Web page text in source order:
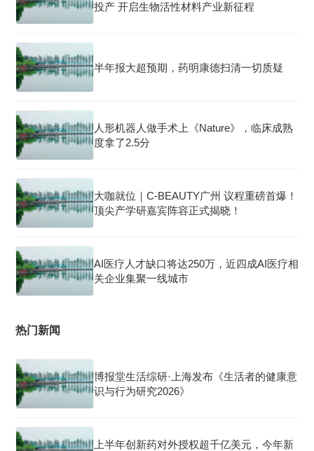
投产 开启生物活性材料产业新征程
半年报大超预期，药明康德扫清一切质疑
人形机器人做手术上《Nature》，临床成熟
度拿了2.5分
大咖就位｜C-BEAUTY广州 议程重磅首爆！
顶尖产学研嘉宾阵容正式揭晓！
AI医疗人才缺口将达250万，近四成AI医疗相
关企业集聚一线城市
热门新闻
博报堂生活综研·上海发布《生活者的健康意
识与行为研究2026》
上半年创新药对外授权超千亿美元，今年新